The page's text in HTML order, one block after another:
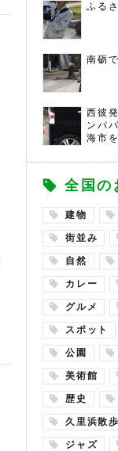
ふる
南砺
西彼
ンパ
海市
全国の
建物
街並み
自然
カレー
グルメ
スポット
公園
美術館
歴史
久里浜散
ジャズ